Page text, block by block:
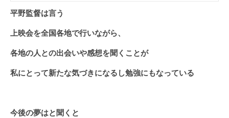
平野監督は言う
上映会を全国各地で行いながら、
各地の人との出会いや感想を聞くことが
私にとって新たな気づきになるし勉強にもなっている
今後の夢はと聞くと